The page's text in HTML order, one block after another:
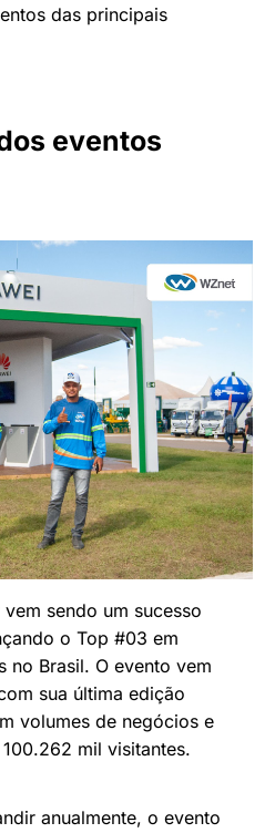
das principais
eventos
sendo um sucesso
o Top #03 em
no Brasil. O evento vem
sua última edição
volumes de negócios e
mil visitantes.
anualmente, o evento